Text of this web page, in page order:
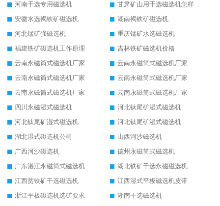
河南干选专用磁选机
甘肃矿山用干选磁选机怎样调磁
安徽水选褐铁矿磁选机
湖南褐铁矿磁选机
河北锰矿强磁选机
重庆锰矿水选磁选机
福建铁矿磁选机工作原理
吉林铁矿磁选机价格
云南永磁筒式磁选机厂家
云南永磁筒式磁选机厂家
云南永磁筒式磁选机厂家
云南永磁筒式磁选机厂家
云南永磁筒式磁选机厂家
云南永磁筒式磁选机厂家
四川永磁湿式磁选机
河北钛尾矿湿式磁选机
河北钛尾矿湿式磁选机
河北钛尾矿湿式磁选机
湖北湿式磁选机公司
山西河沙磁选机
广西河沙磁选机
德州永磁筒式磁选机
广东湛江永磁筒式磁选机
湖北铁矿干选永磁磁选机
江西贫铁矿干选磁选机
江西湿式平板磁选机皮带
浙江平板磁选机选矿要求
湖南干选磁选机